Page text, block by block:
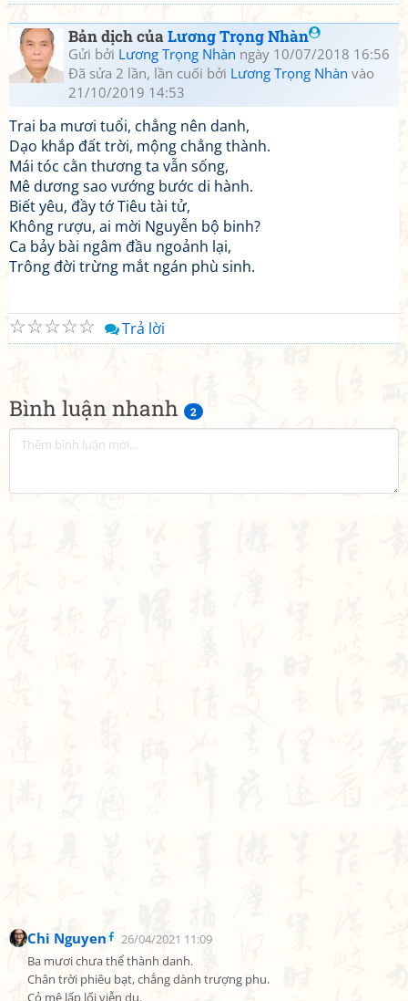
Bình luận nhanh 2
Chi Nguyen
26/04/2021 11:09
Ba mươi chưa thể thành danh.
Chân trời phiêu bạt, chẳng dành trượng phu.
Cỏ mê lấp lối viễn du.
Bản dịch củaLương Trọng Nhàn
Gửi bởi Lương Trọng Nhàn ngày 10/07/2018 16:56
Đã sửa 2 lần, lần cuối bởi Lương Trọng Nhàn vào
21/10/2019 14:53
Trai ba mươi tuổi, chẳng nên danh,
Dạo khắp đất trời, mộng chẳng thành.
Mái tóc cằn thương ta vẫn sống,
Mê dương sao vướng bước di hành.
Biết yêu, đầy tớ Tiêu tài tử,
Không rượu, ai mời Nguyễn bộ binh?
Ca bảy bài ngâm đầu ngoảnh lại,
Trông đời trừng mắt ngán phù sinh.
☆
☆
☆
☆
☆ Trả lời